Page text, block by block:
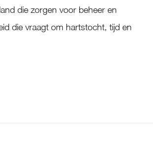
die zorgen voor beheer en
die vraagt om hartstocht, tijd en